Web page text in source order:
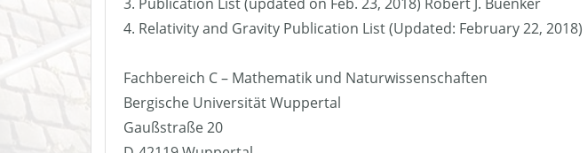
4. Relativity and Gravity Publication List (Updated: February 22, 2018)
Fachbereich C – Mathematik und Naturwissenschaften
Bergische Universität Wuppertal
Gaußstraße 20